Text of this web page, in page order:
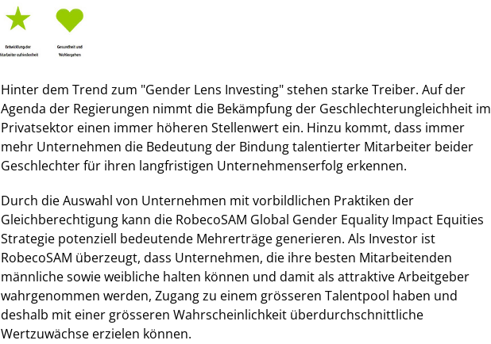
Hinter dem Trend zum "Gender Lens Investing" stehen starke Treiber. Auf der
Agenda der Regierungen nimmt die Bekämpfung der Geschlechterungleichheit im
Privatsektor einen immer höheren Stellenwert ein. Hinzu kommt, dass immer
mehr Unternehmen die Bedeutung der Bindung talentierter Mitarbeiter beider
Geschlechter für ihren langfristigen Unternehmenserfolg erkennen.
Durch die Auswahl von Unternehmen mit vorbildlichen Praktiken der
Gleichberechtigung kann die RobecoSAM Global Gender Equality Impact Equities
Strategie potenziell bedeutende Mehrerträge generieren. Als Investor ist
RobecoSAM überzeugt, dass Unternehmen, die ihre besten Mitarbeitenden
männliche sowie weibliche halten können und damit als attraktive Arbeitgeber
wahrgenommen werden, Zugang zu einem grösseren Talentpool haben und
deshalb mit einer grösseren Wahrscheinlichkeit überdurchschnittliche
Wertzuwächse erzielen können.